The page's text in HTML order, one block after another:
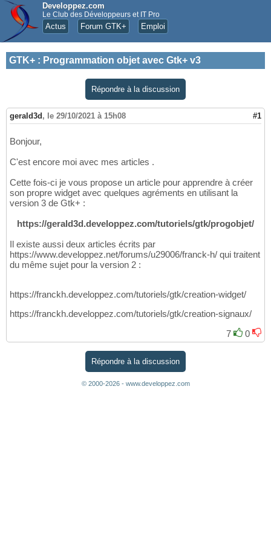
Developpez.com
Le Club des Développeurs et IT Pro
Actus Forum GTK+ Emploi
GTK+ : Programmation objet avec Gtk+ v3
Répondre à la discussion
gerald3d , le 29/10/2021 à 15h08 #1
Bonjour,
C'est encore moi avec mes articles .
Cette fois-ci je vous propose un article pour apprendre à créer
son propre widget avec quelques agréments en utilisant la
version 3 de Gtk+ :
https://gerald3d.developpez.com/tutoriels/gtk/progobjet/
Il existe aussi deux articles écrits par
https://www.developpez.net/forums/u29006/franck-h/ qui traitent
du même sujet pour la version 2 :
https://franckh.developpez.com/tutoriels/gtk/creation-widget/
https://franckh.developpez.com/tutoriels/gtk/creation-signaux/
7
0
Répondre à la discussion
© 2000-2026 - www.developpez.com